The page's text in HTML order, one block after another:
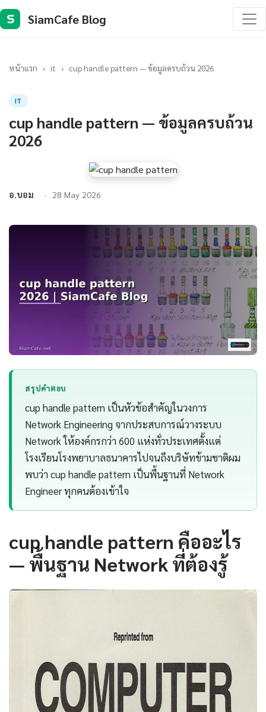
S SiamCafe Blog
หน้าแรก › it › cup handle pattern — ข้อมูลครบถ้วน 2026
IT
cup handle pattern — ข้อมูลครบถ้วน
2026
อ.บอม 28 May 2026
สรุปคำตอบ
cup handle pattern เป็นหัวข้อสำคัญในวงการ
Network Engineering จากประสบการณ์วางระบบ
Network ให้องค์กรกว่า 600 แห่งทั่วประเทศตั้งแต่
โรงเรียนโรงพยาบาลธนาคารไปจนถึงบริษัทข้ามชาติผม
พบว่า cup handle pattern เป็นพื้นฐานที่ Network
Engineer ทุกคนต้องเข้าใจ
cup handle pattern คืออะไร
— พื้นฐาน Network ที่ต้องรู้